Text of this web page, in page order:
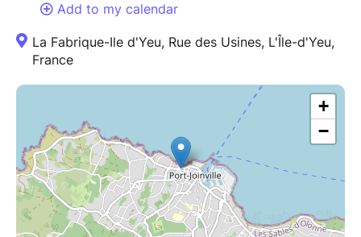
Add to my calendar
La Fabrique-Ile d'Yeu, Rue des Usines, L'Île-d'Yeu,
France
+
−